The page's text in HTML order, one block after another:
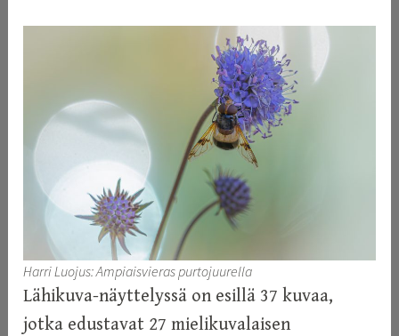
Harri Luojus: Ampiaisvieras purtojuurella
Lähikuva-näyttelyssä on esillä 37 kuvaa,
jotka edustavat 27 mielikuvalaisen